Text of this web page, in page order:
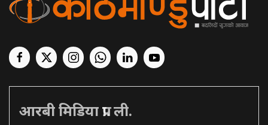
आरबी मिडिया प्रा. ली.